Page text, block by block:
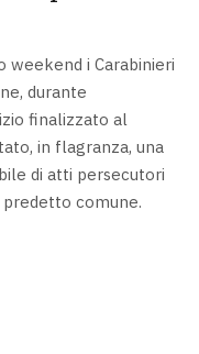
weekend i Carabinieri
durante
finalizzato al
in flagranza, una
di atti persecutori
comune.